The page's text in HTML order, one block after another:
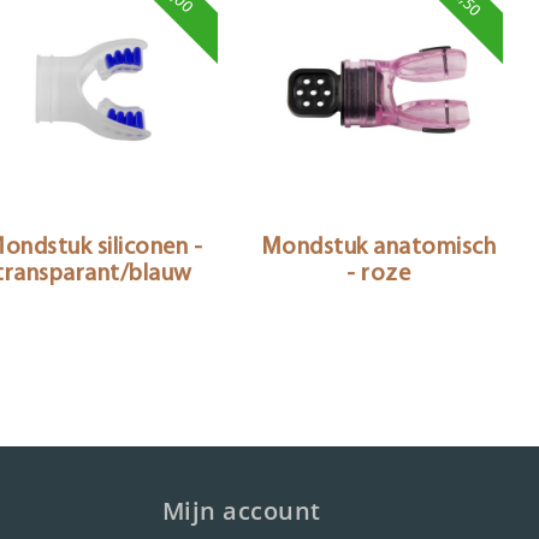
siliconen -
blauw
Mondstuk anatomisch
- roze
Mijn account